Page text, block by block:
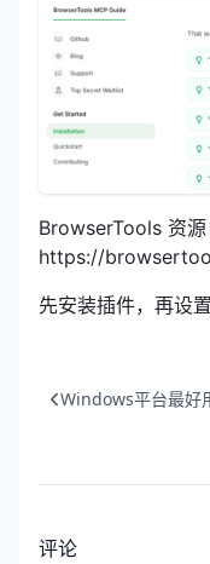
BrowserTools 资源
https://
先安装插件，再设
Windows平台最好
评论